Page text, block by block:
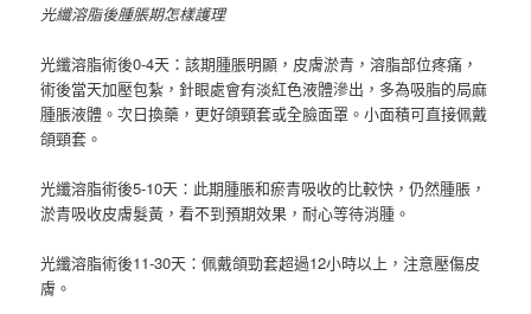
光纖溶脂後腫脹期怎樣護理
光纖溶脂術後0-4天：該期腫脹明顯，皮膚淤青，溶脂部位疼痛，
術後當天加壓包紮，針眼處會有淡紅色液體滲出，多為吸脂的局麻
腫脹液體。次日換藥，更好頜頸套或全臉面罩。小面積可直接佩戴
頜頸套。
光纖溶脂術後5-10天：此期腫脹和瘀青吸收的比較快，仍然腫脹，
淤青吸收皮膚髮黃，看不到預期效果，耐心等待消腫。
光纖溶脂術後11-30天：佩戴頜勁套超過12小時以上，注意壓傷皮
膚。